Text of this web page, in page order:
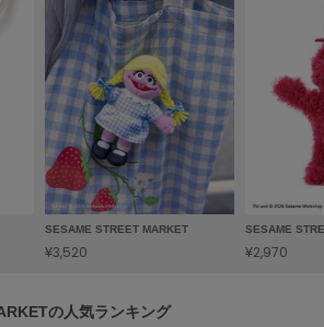
アンドドッグ
SESAME STREET MARKET
¥3,520
SESAME
¥2,970
の人気ランキング